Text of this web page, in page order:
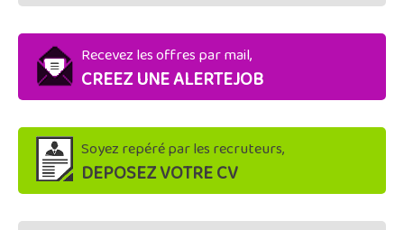
Recevez les offres par mail,
CREEZ UNE ALERTEJOB
Soyez repéré par les recruteurs,
DEPOSEZ VOTRE CV